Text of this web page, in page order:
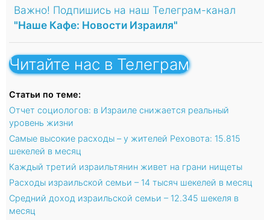
Важно! Подпишись на наш Телеграм-канал
"Наше Кафе: Новости Израиля"
Читайте нас в Телеграм
Статьи по теме:
Отчет социологов: в Израиле снижается реальный
уровень жизни
Самые высокие расходы – у жителей Реховота: 15.815
шекелей в месяц
Каждый третий израильтянин живет на грани нищеты
Расходы израильской семьи – 14 тысяч шекелей в месяц
Средний доход израильской семьи – 12.345 шекеля в
месяц